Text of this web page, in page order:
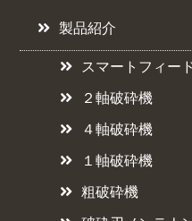
製品紹介
スマートフィー
２軸破砕機
４軸破砕機
１軸破砕機
粗破砕機